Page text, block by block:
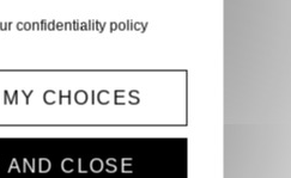
sécurisé
...
client
confidentiality policy
CHOICES
AND CLOSE